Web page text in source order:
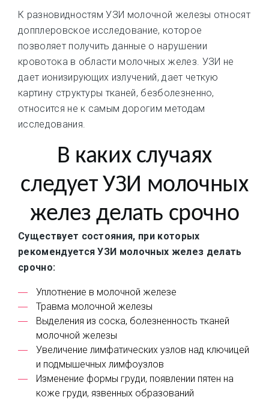
К разновидностям УЗИ молочной железы относят
допплеровское исследование, которое
позволяет получить данные о нарушении
кровотока в области молочных желез. УЗИ не
дает ионизирующих излучений, дает четкую
картину структуры тканей, безболезненно,
относится не к самым дорогим методам
исследования.
В каких случаях
следует УЗИ молочных
желез делать срочно
Существует состояния, при которых
рекомендуется УЗИ молочных желез делать
срочно:
Уплотнение в молочной железе
Травма молочной железы
Выделения из соска, болезненность тканей
молочной железы
Увеличение лимфатических узлов над ключицей
и подмышечных лимфоузлов
Изменение формы груди, появлении пятен на
коже груди, язвенных образований